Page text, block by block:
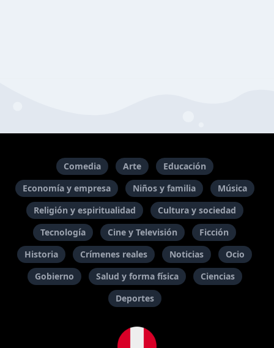
Comedia Arte
Educación
Economía y empresa
Niños y familia
Música
Religión y espiritualidad
Cultura y sociedad
Tecnología
Cine y Televisión
Ficción
Historia
Crímenes reales Noticias
Ocio
Gobierno
Salud y forma física
Ciencias
Deportes